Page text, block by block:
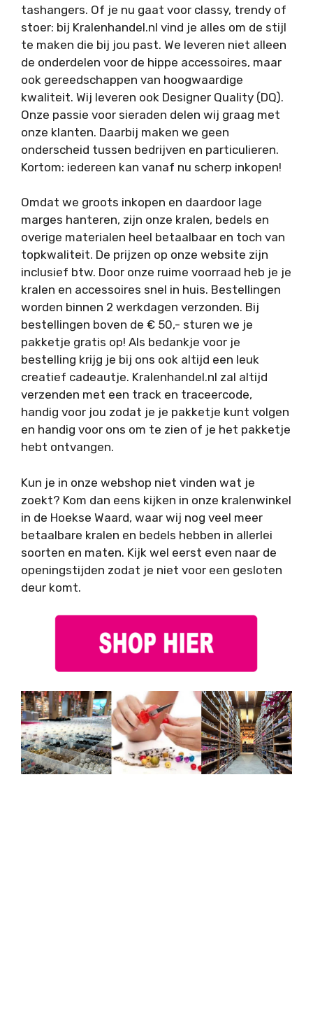
tashangers. Of je nu gaat voor classy, trendy of
stoer: bij Kralenhandel.nl vind je alles om de stijl
te maken die bij jou past. We leveren niet alleen
de onderdelen voor de hippe accessoires, maar
ook gereedschappen van hoogwaardige
kwaliteit. Wij leveren ook Designer Quality (DQ).
Onze passie voor sieraden delen wij graag met
onze klanten. Daarbij maken we geen
onderscheid tussen bedrijven en particulieren.
Kortom: iedereen kan vanaf nu scherp inkopen!
Omdat we groots inkopen en daardoor lage
marges hanteren, zijn onze kralen, bedels en
overige materialen heel betaalbaar en toch van
topkwaliteit. De prijzen op onze website zijn
inclusief btw. Door onze ruime voorraad heb je je
kralen en accessoires snel in huis. Bestellingen
worden binnen 2 werkdagen verzonden. Bij
bestellingen boven de € 50,- sturen we je
pakketje gratis op! Als bedankje voor je
bestelling krijg je bij ons ook altijd een leuk
creatief cadeautje. Kralenhandel.nl zal altijd
verzenden met een track en traceercode,
handig voor jou zodat je je pakketje kunt volgen
en handig voor ons om te zien of je het pakketje
hebt ontvangen.
Kun je in onze webshop niet vinden wat je
zoekt? Kom dan eens kijken in onze kralenwinkel
in de Hoekse Waard, waar wij nog veel meer
betaalbare kralen en bedels hebben in allerlei
soorten en maten. Kijk wel eerst even naar de
openingstijden zodat je niet voor een gesloten
deur komt.